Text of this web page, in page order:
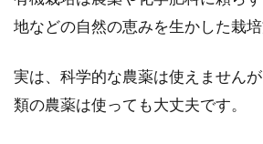
オーガニックフ
オーガニックフード
地などの自然の恵みを生かした栽培
実は、科学的な農薬は使えません
類の農薬は使っても大丈夫です。